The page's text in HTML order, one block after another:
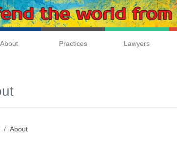
About Practices Lawyers
About